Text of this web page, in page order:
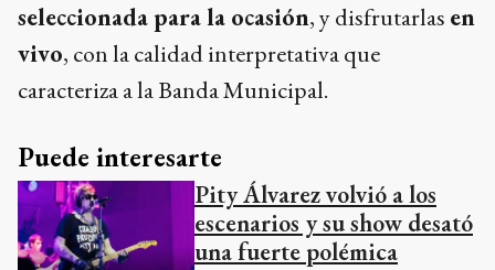
seleccionada para la ocasión, y disfrutarlas en
vivo, con la calidad interpretativa que
caracteriza a la Banda Municipal.
Puede interesarte
Pity Álvarez volvió a los
escenarios y su show desató
una fuerte polémica